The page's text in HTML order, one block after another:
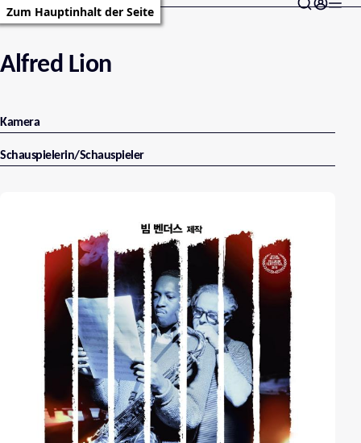
Zum Hauptinhalt der Seite
Alfred Lion
Kamera
Schauspielerin/Schauspieler